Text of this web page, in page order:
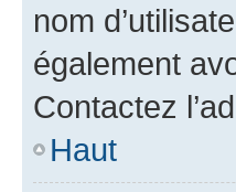
nom
également
Contactez
Haut